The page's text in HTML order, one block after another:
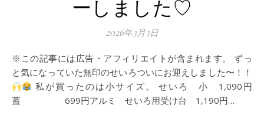
ーしました♡
2026年3月3日
※この記事には広告・アフィリエイトが含まれます。 ずっ
と気になっていた無印のせいろついにお迎えしました〜！！
私が買ったのは小サイズ。 せいろ 小 1,090円
蓋 699円アルミ せいろ用受け台 1,190円…